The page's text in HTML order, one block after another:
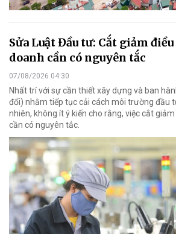
Sửa Luật Đầu tư: Cắt giảm
doanh cần có nguyên tắc
07/08/2026 04:30
Nhất trí với sự cần thiết xây dựng và ban
đổi) nhằm tiếp tục cải cách môi trường đầu
nhiên, không ít ý kiến cho rằng, việc cắt
cần có nguyên tắc.